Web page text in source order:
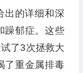
出的详细和深
躁郁症。这些
了3次拯救大
了重金属排毒